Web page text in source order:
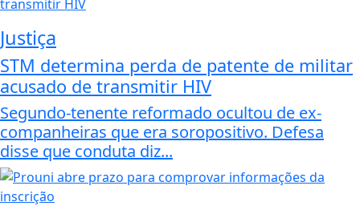
Justiça
STM determina perda de patente de militar
acusado de transmitir HIV
Segundo-tenente reformado ocultou de ex-
companheiras que era soropositivo. Defesa
disse que conduta diz...